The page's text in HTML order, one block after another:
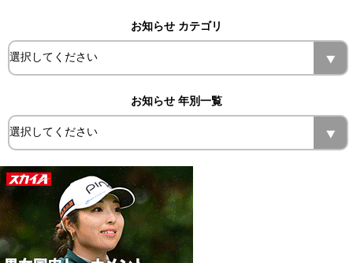
お知らせ カテゴリ
お知らせ 年別一覧